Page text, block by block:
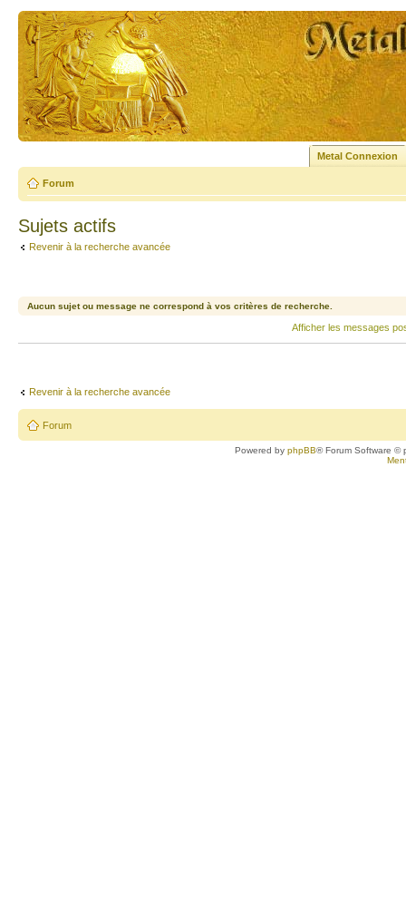
Metal Connexion
Forum
Sujets actifs
Revenir à la recherche avancée
Aucun sujet ou message ne correspond à vos critères de recherche.
Afficher les messages
Revenir à la recherche avancée
Forum
Powered byphpBB® Forum Software ©